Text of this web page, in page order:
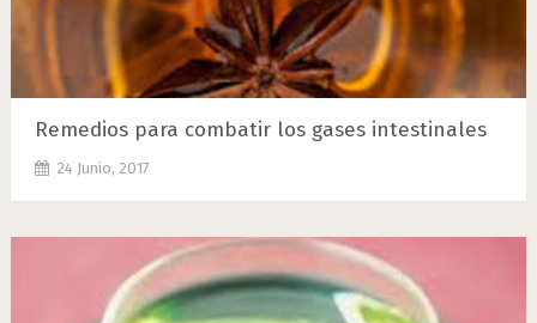
Remedios para combatir los gases intestinales
24 Junio, 2017